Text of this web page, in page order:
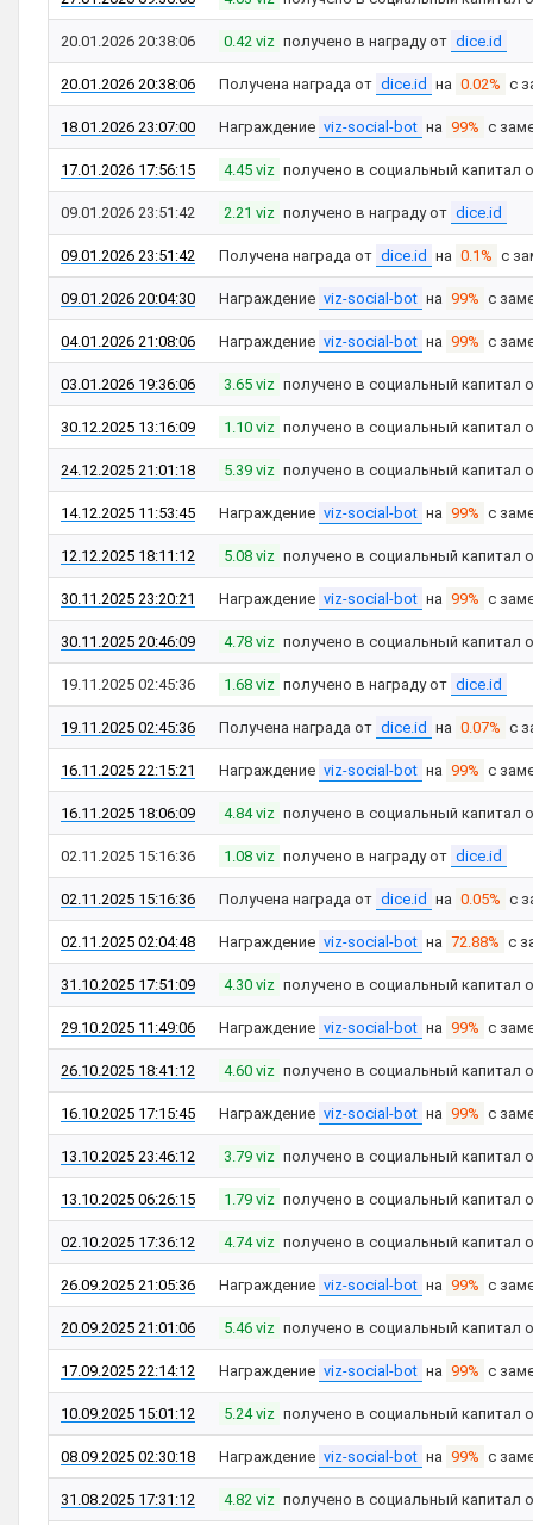
20.01.2026 20:38:06 0.42 viz получено в награду от dice.id
20.01.2026 20:38:06 Получена награда от dice.id на 0.02% с
18.01.2026 23:07:00 Награждение viz-social-bot на 99% с
17.01.2026 17:56:15 4.45 viz получено в социальный капитал
09.01.2026 23:51:42 2.21 viz получено в награду от dice.id
09.01.2026 23:51:42 Получена награда от dice.id на 0.1% с
09.01.2026 20:04:30 Награждение viz-social-bot на 99% с
04.01.2026 21:08:06 Награждение viz-social-bot на 99% с
03.01.2026 19:36:06 3.65 viz получено в социальный капитал
30.12.2025 13:16:09 1.10 viz получено в социальный капитал
24.12.2025 21:01:18 5.39 viz получено в социальный капитал
14.12.2025 11:53:45 Награждение viz-social-bot на 99% с
12.12.2025 18:11:12 5.08 viz получено в социальный капитал
30.11.2025 23:20:21 Награждение viz-social-bot на 99% с
30.11.2025 20:46:09 4.78 viz получено в социальный капитал
19.11.2025 02:45:36 1.68 viz получено в награду от dice.id
19.11.2025 02:45:36 Получена награда от dice.id на 0.07% с
16.11.2025 22:15:21 Награждение viz-social-bot на 99% с
16.11.2025 18:06:09 4.84 viz получено в социальный капитал
02.11.2025 15:16:36 1.08 viz получено в награду от dice.id
02.11.2025 15:16:36 Получена награда от dice.id на 0.05% с
02.11.2025 02:04:48 Награждение viz-social-bot на 72.88% с
31.10.2025 17:51:09 4.30 viz получено в социальный капитал
29.10.2025 11:49:06 Награждение viz-social-bot на 99% с
26.10.2025 18:41:12 4.60 viz получено в социальный капитал
16.10.2025 17:15:45 Награждение viz-social-bot на 99% с
13.10.2025 23:46:12 3.79 viz получено в социальный капитал
13.10.2025 06:26:15 1.79 viz получено в социальный капитал
02.10.2025 17:36:12 4.74 viz получено в социальный капитал
26.09.2025 21:05:36 Награждение viz-social-bot на 99% с
20.09.2025 21:01:06 5.46 viz получено в социальный капитал
17.09.2025 22:14:12 Награждение viz-social-bot на 99% с
10.09.2025 15:01:12 5.24 viz получено в социальный капитал
08.09.2025 02:30:18 Награждение viz-social-bot на 99% с
31.08.2025 17:31:12 4.82 viz получено в социальный капитал